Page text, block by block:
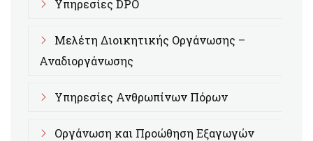
Υπηρεσίες DPO
Μελέτη Διοικητικής Οργάνωσης –
Αναδιοργάνωσης
Υπηρεσίες Ανθρωπίνων Πόρων
Οργάνωση και Προώθηση Εξαγωγών